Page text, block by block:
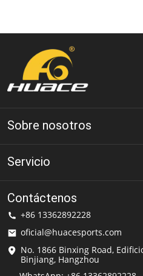
Sobre nosotros
Acerca de Huace
Solución
Servicio
política de privacidad
Condiciones de uso
Servicio de envío
preguntas frecuentes
Contáctenos
+86 13362892228
oficial@huacesports.com
No. 1866 Binxing Road,
Binjiang, Hangzhou